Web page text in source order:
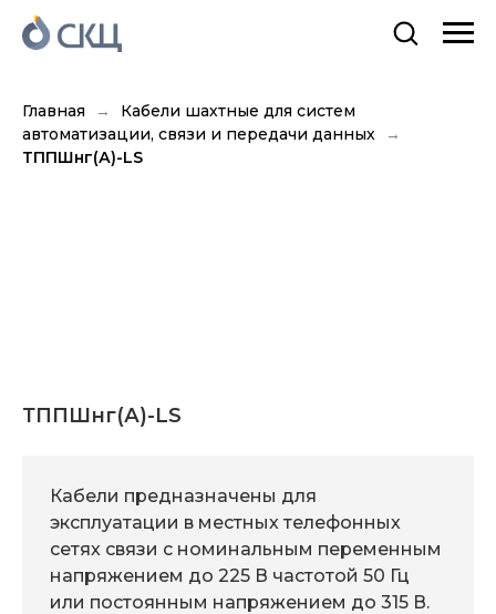
Главная
Кабели шахтные для систем
автоматизации, связи и передачи данных
ТППШнг(А)-LS
ТППШнг(А)-LS
Кабели предназначены для
эксплуатации в местных телефонных
сетях связи с номинальным переменным
напряжением до 225 В частотой 50 Гц
или постоянным напряжением до 315 В.